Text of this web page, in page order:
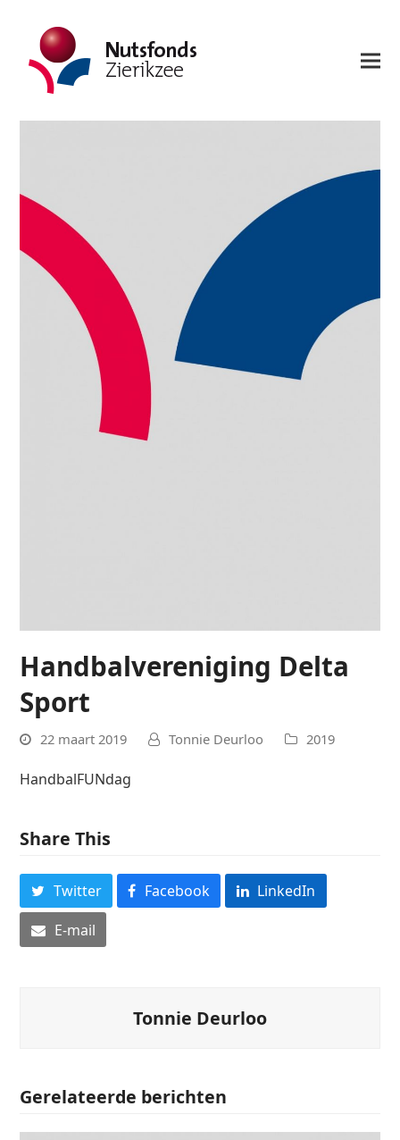
Handbalvereniging Delta
Sport
22 maart 2019 Tonnie Deurloo 2019
HandbalFUNdag
Share This
Twitter Facebook
LinkedIn
E-mail
Tonnie Deurloo
Gerelateerde berichten